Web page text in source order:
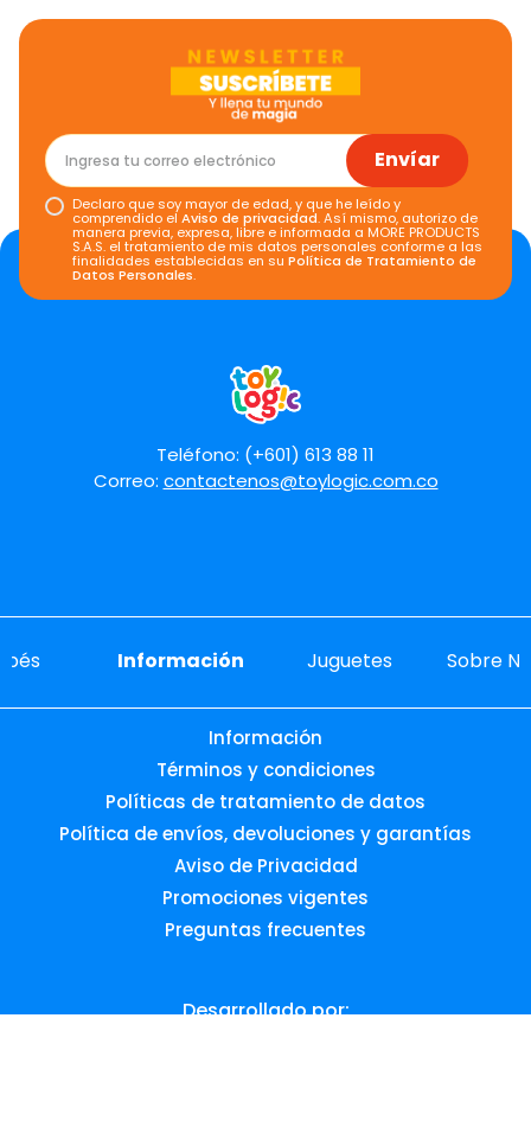
Envíar
Declaro que soy mayor de edad, y que he leído y
comprendido elAviso de privacidad. Así mismo, autorizo de
manera previa, expresa, libre e informada a MORE PRODUCTS
S.A.S. el tratamiento de mis datos personales conforme a las
finalidades establecidas en suPolítica de Tratamiento de
Datos Personales.
Teléfono: (+601) 613 88 11
Correo: contactenos@toylogic.com.co
Información Juguetes Sobre
Información
Términos y condiciones
Políticas de tratamiento de datos
Política de envíos, devoluciones y garantías
Aviso de Privacidad
Promociones vigentes
Preguntas frecuentes
Desarrollado por: